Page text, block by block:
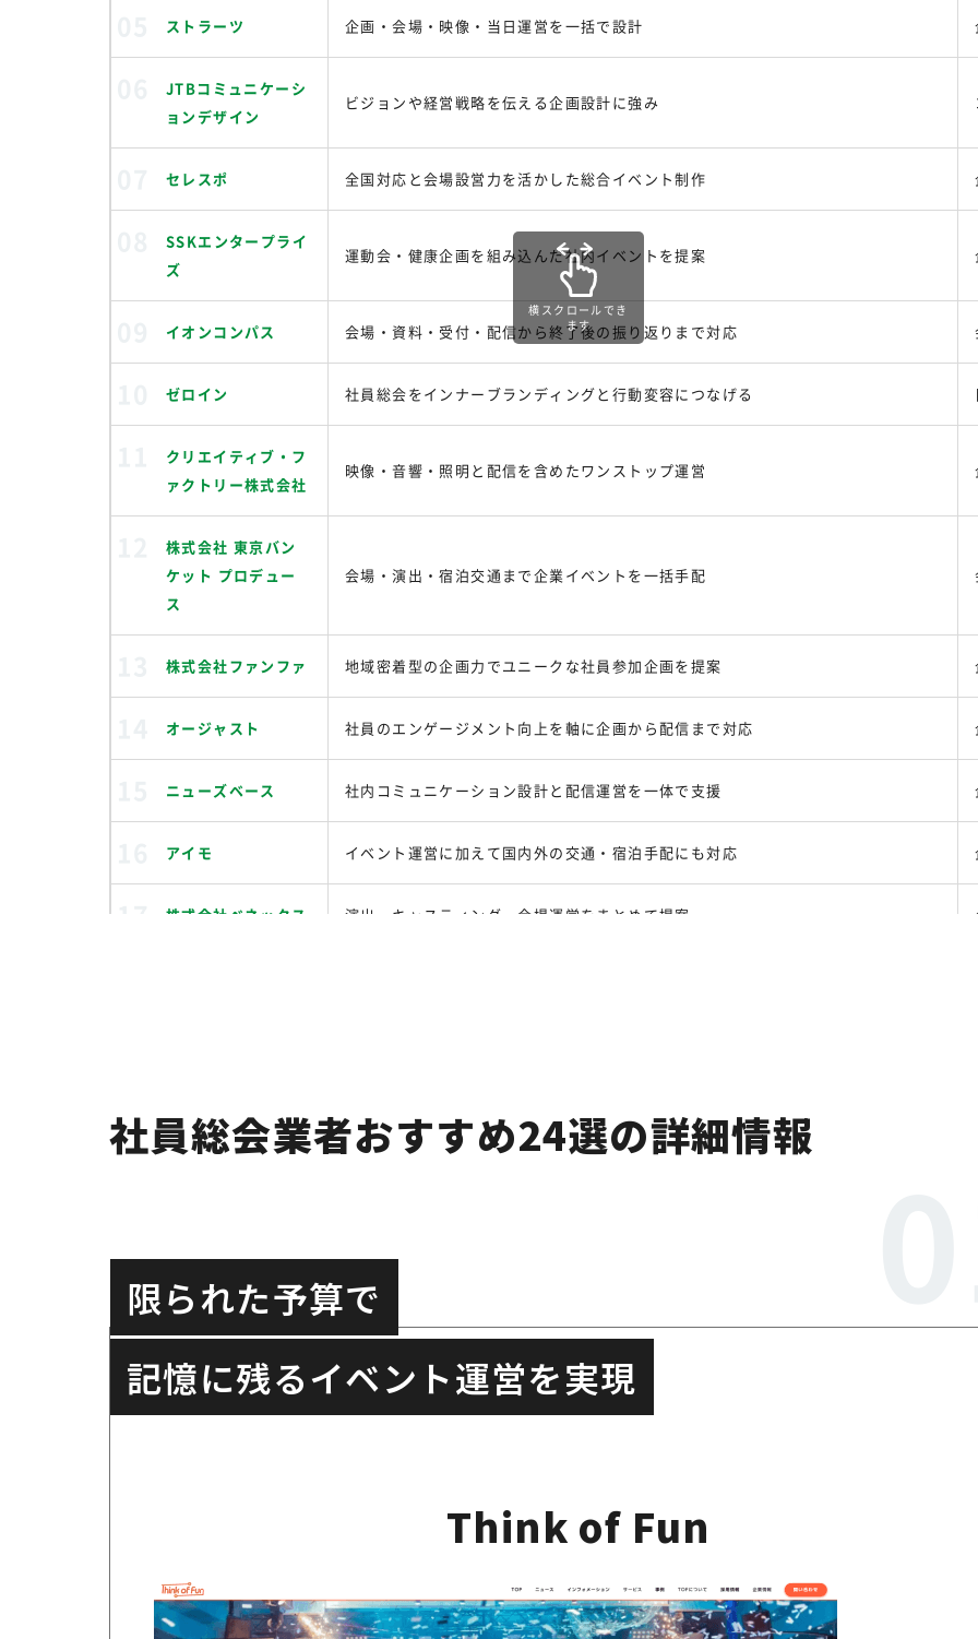
ストラーツ 企画・会場・映像・当日運営を一括で設計
JTBコミュニケーシ
ョンデザイン
ビジョンや経営戦略を伝える企画設計に強み
セレスポ 全国対応と会場設営力を活かした総合イベント制作
SSKエンタープライ
ズ
運動会・健康企画を組み込んだ社内イベントを提案
イオンコンパス 会場・資料・受付・配信から終了後の振り返りまで対応
ゼロイン 社員総会をインナーブランディングと行動変容につなげる
クリエイティブ・フ
ァクトリー株式会社
映像・音響・照明と配信を含めたワンストップ運営
株式会社 東京バン
ケット プロデュー
ス
会場・演出・宿泊交通まで企業イベントを一括手配
株式会社ファンファ 地域密着型の企画力でユニークな社員参加企画を提案
オージャスト 社員のエンゲージメント向上を軸に企画から配信まで対応
ニューズベース 社内コミュニケーション設計と配信運営を一体で支援
アイモ イベント運営に加えて国内外の交通・宿泊手配にも対応
株式会社ベネックス 演出・キャスティング・会場運営をまとめて提案
マックスプロデュー
ス
日本コンベンション
サービス
社員総会の運営とオンライン・ハイブリッド配信に対応
横スクロールでき
ます
社員総会業者おすすめ24選の詳細情報
限られた予算で
記憶に残るイベント運営を実現
Think of Fun